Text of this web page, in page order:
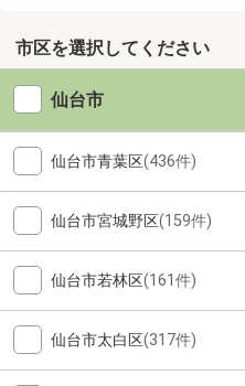
します。
市区を選択してください
仙台市
仙台市青葉区(436件)
仙台市宮城野区(159件)
仙台市若林区(161件)
仙台市太白区(317件)